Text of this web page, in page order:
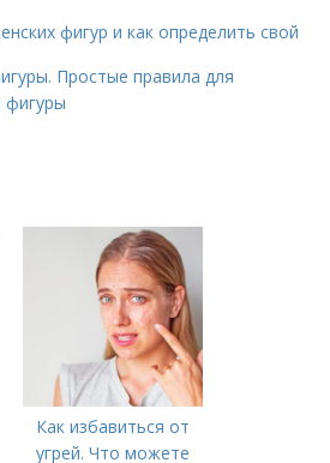
фигур и как определить свой
Простые правила для
фигуры
Как избавиться от
угрей. Что можете